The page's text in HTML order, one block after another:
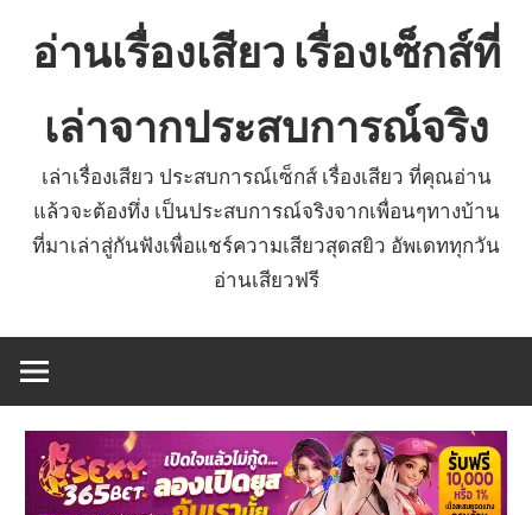
อ่านเรื่องเสียว เรื่องเซ็กส์ที่
เล่าจากประสบการณ์จริง
เล่าเรื่องเสียว ประสบการณ์เซ็กส์ เรื่องเสียว ที่คุณอ่าน
แล้วจะต้องทึ่ง เป็นประสบการณ์จริงจากเพื่อนๆทางบ้าน
ที่มาเล่าสู่กันฟังเพื่อแชร์ความเสียวสุดสยิว อัพเดททุกวัน
อ่านเสียวฟรี